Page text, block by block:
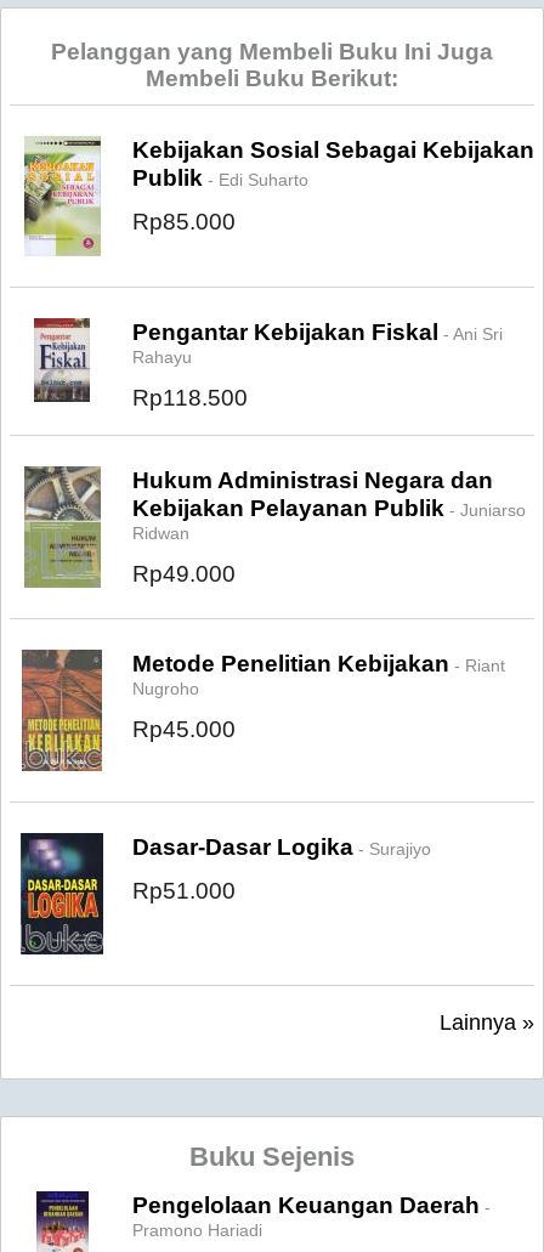
Pelanggan yang Membeli Buku Ini Juga
Membeli Buku Berikut:
Kebijakan Sosial Sebagai Kebijakan
Publik - Edi Suharto
Rp85.000
Pengantar Kebijakan Fiskal - Ani Sri
Rahayu
Rp118.500
Hukum Administrasi Negara dan
Kebijakan Pelayanan Publik - Juniarso
Ridwan
Rp49.000
Metode Penelitian Kebijakan - Riant
Nugroho
Rp45.000
Dasar-Dasar Logika - Surajiyo
Rp51.000
Lainnya »
Buku Sejenis
Pengelolaan Keuangan Daerah -
Pramono Hariadi